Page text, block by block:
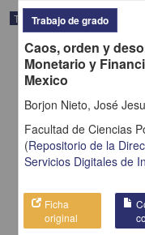
Trabajo de grado
Trabajo de grado
Caos, orden y
Monetario y
Mexico
Borjon Nieto, José
Facultad de Ciencias
(Repositorio de la
Servicios Digitales de
Ficha
original